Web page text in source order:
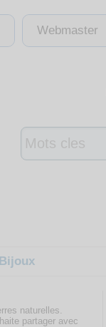
Webmaster
naturelles.
partager avec